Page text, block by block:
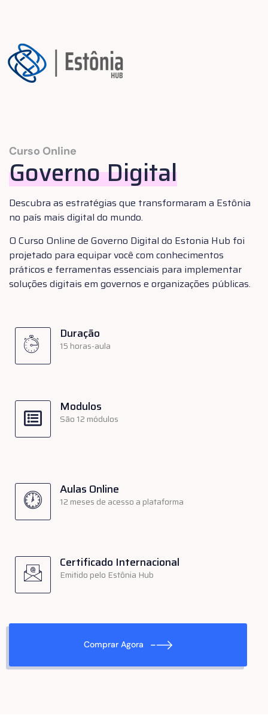
Curso Online
Governo Digital
Descubra as estratégias que transformaram a Estônia
no país mais digital do mundo.
O Curso Online de Governo Digital do Estonia Hub foi
projetado para equipar você com conhecimentos
práticos e ferramentas essenciais para implementar
soluções digitais em governos e organizações públicas.
Duração
15 horas-aula
Modulos
São 12 módulos
Aulas Online
12 meses de acesso a plataforma
Certificado Internacional
Emitido pelo Estônia Hub
Comprar Agora